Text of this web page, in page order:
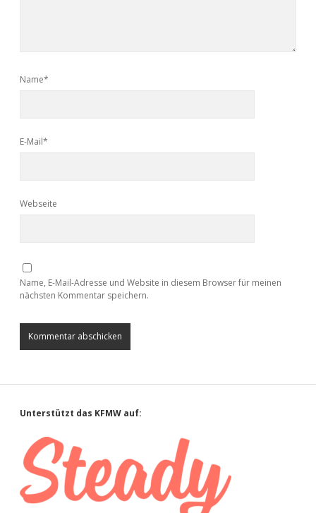
Name*
E-Mail*
Webseite
Name, E-Mail-Adresse und Website in diesem Browser für meinen
nächsten Kommentar speichern.
Sidebar
Unterstützt das KFMW auf: